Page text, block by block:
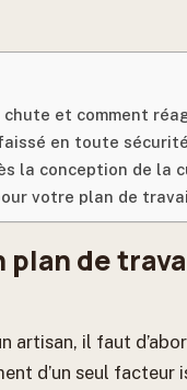
chute et comment
en toute
la conception de la
votre plan de
de
artisan, il faut
d’un seul facteur